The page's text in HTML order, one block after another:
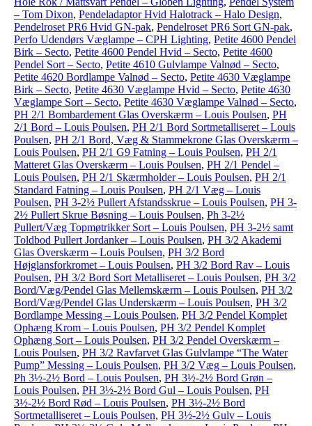
– Tom Dixon, Pendeladaptor Hvid Halotrack – Halo Design,
Pendelroset PR6 Hvid GN-pak, Pendelroset PR6 Sort GN-pak,
Perfo Udendørs Væglampe – CPH Lighting, Petite 4600 Pendel
Birk – Secto, Petite 4600 Pendel Hvid – Secto, Petite 4600
Pendel Sort – Secto, Petite 4610 Gulvlampe Valnød – Secto,
Petite 4620 Bordlampe Valnød – Secto, Petite 4630 Væglampe
Birk – Secto, Petite 4630 Væglampe Hvid – Secto, Petite 4630
Væglampe Sort – Secto, Petite 4630 Væglampe Valnød – Secto,
PH 2/1 Bombardement Glas Overskærm – Louis Poulsen, PH
2/1 Bord – Louis Poulsen, PH 2/1 Bord Sortmetalliseret – Louis
Poulsen, PH 2/1 Bord, Væg & Stammekrone Glas Overskærm –
Louis Poulsen, PH 2/1 G9 Fatning – Louis Poulsen, PH 2/1
Matteret Glas Overskærm – Louis Poulsen, PH 2/1 Pendel –
Louis Poulsen, PH 2/1 Skærmholder – Louis Poulsen, PH 2/1
Standard Fatning – Louis Poulsen, PH 2/1 Væg – Louis
Poulsen, PH 3-2½ Pullert Afstandsskrue – Louis Poulsen, PH 3-
2½ Pullert Skrue Bøsning – Louis Poulsen, Ph 3-2½
Pullert/Væg Topmøtrikker Sort – Louis Poulsen, PH 3-2½ samt
Toldbod Pullert Jordanker – Louis Poulsen, PH 3/2 Akademi
Glas Overskærm – Louis Poulsen, PH 3/2 Bord
Højglansforkromet – Louis Poulsen, PH 3/2 Bord Rav – Louis
Poulsen, PH 3/2 Bord Sort Metalliseret – Louis Poulsen, PH 3/2
Bord/Væg/Pendel Glas Mellemskærm – Louis Poulsen, PH 3/2
Bord/Væg/Pendel Glas Underskærm – Louis Poulsen, PH 3/2
Bordlampe Messing – Louis Poulsen, PH 3/2 Pendel Komplet
Ophæng Krom – Louis Poulsen, PH 3/2 Pendel Komplet
Ophæng Sort – Louis Poulsen, PH 3/2 Pendel Overskærm –
Louis Poulsen, PH 3/2 Ravfarvet Glas Gulvlampe “The Water
Pump” Messing – Louis Poulsen, PH 3/2 Væg – Louis Poulsen,
Ph 3½-2½ Bord – Louis Poulsen, PH 3½-2½ Bord Grøn –
Louis Poulsen, PH 3½-2½ Bord Gul – Louis Poulsen, PH
3½-2½ Bord Rød – Louis Poulsen, PH 3½-2½ Bord
Sortmetalliseret – Louis Poulsen, PH 3½-2½ Gulv – Louis